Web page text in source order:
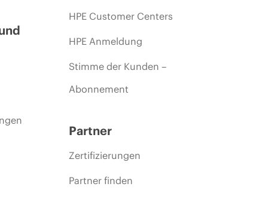
HPE Customer Centers
HPE Anmeldung
Stimme der Kunden –
Abonnement
Partner
Zertifizierungen
Partner finden